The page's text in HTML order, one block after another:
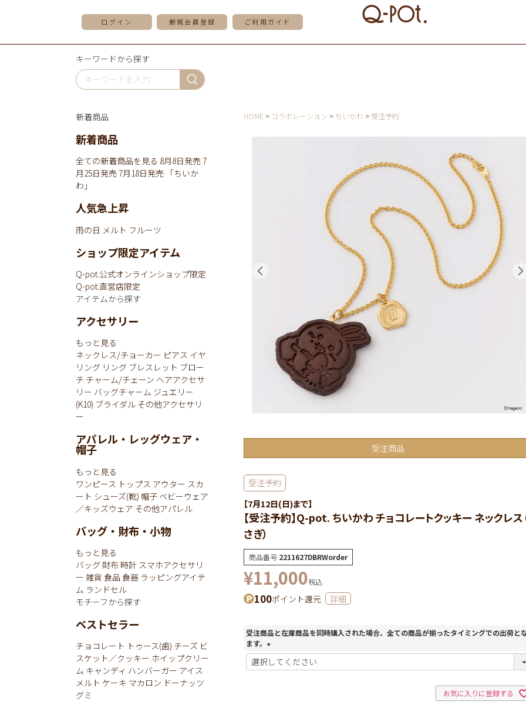
ログイン 新規会員登録 ご利用ガイド
キーワードから探す
HOME コラボレーション ちいかわ 受注予約
受注商品
受注予約
【7月12日(日)まで】
【受注予約】Q-pot. ちいかわ チョコレートクッキー ネックレス
さぎ）
商品番号 2211627DBRWorder
¥11,000税込
100ポイント還元 詳細
受注商品と在庫商品を同時購入された場合、全ての商品が揃ったタイミングでの出荷と
ます。
(
必
お気に入りに登録する
新着商品
新着商品
全ての新着商品を見る 8月8日発売7
月25日発売7月18日発売 「ちいか
わ」
人気急上昇
雨の日 メルト フルーツ
ショップ限定アイテム
Q-pot.公式オンラインショップ限定
Q-pot.直営店限定
アイテムから探す
アクセサリー
もっと見る
ネックレス/チョーカー ピアス イヤ
リング リング ブレスレット ブロー
チ チャーム/チェーン ヘアアクセサ
リー バッグチャーム ジュエリー
(K10) ブライダル その他アクセサリ
ー
アパレル・レッグウェア・
帽子
もっと見る
ワンピース トップス アウター スカ
ート シューズ(靴) 帽子 ベビーウェア
／キッズウェア その他アパレル
バッグ・財布・小物
もっと見る
バッグ 財布 時計 スマホアクセサリ
ー 雑貨 食品 食器 ラッピングアイテ
ム ランドセル
モチーフから探す
ベストセラー
チョコレート トゥース(歯) チーズ ビ
スケット／クッキー ホイップクリー
ム キャンディ ハンバーガー アイス
メルト ケーキ マカロン ドーナッツ
グミ